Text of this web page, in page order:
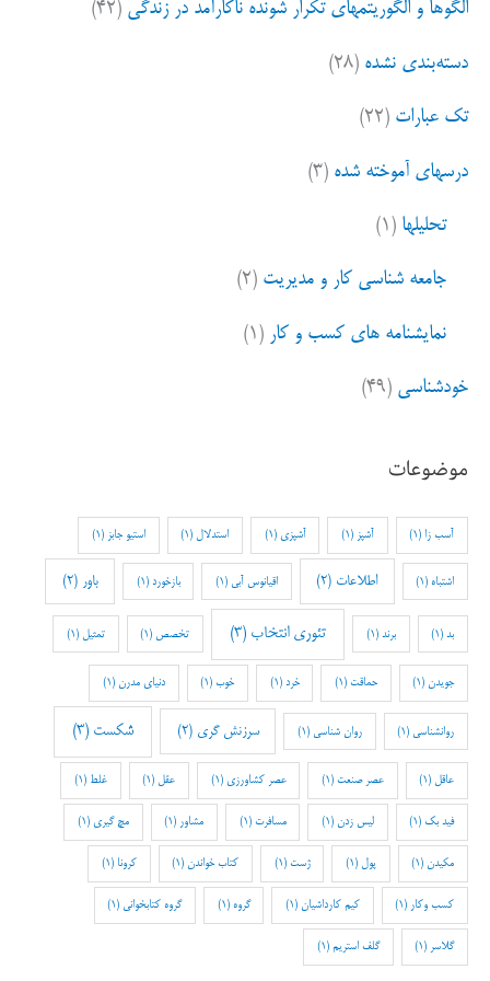
الگوها و الگوریتمهای تکرار شونده ناکارآمد در زندگی (۴۲)
دسته‌بندی نشده (۲۸)
تک عبارات (۲۲)
درسهای آموخته شده (۳)
تحلیلها (۱)
جامعه شناسی کار و مدیریت (۲)
نمایشنامه های کسب و کار (۱)
خودشناسی (۴۹)
موضوعات
آسب زا (1) آشپز (1) آشپزی (1) استدلال (1) استیو جابز (1)
اشتباه (1) اطلاعات (2) اقیانوس آبی (1) بازخورد (1) باور (2)
بد(1) برند (1) تئوری انتخاب (3) تخصص (1) تمثیل (1)
جویدن (1) حماقت (1) خرد (1) خوب(1) دنیای مدرن (1)
روانشناسی (1) روان شناسی (1) سرزنش گری (2) شکست (3)
عاقل (1) عصر صنعت (1) عصر کشاورزی (1) عقل (1) غلط (1)
فید بک(1) لیس زدن (1) مسافرت (1) مشاور (1) مچ گیری (1)
مکیدن (1) پول (1) ژست (1) کتاب خواندن (1) کرونا (1)
کسب وکار (1) کیم کارداشیان (1) گروه (1) گروه کتابخوانی (1)
گلاسر (1) گلف استریم (1)